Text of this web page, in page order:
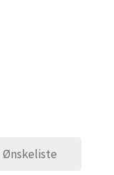
Ønskeliste